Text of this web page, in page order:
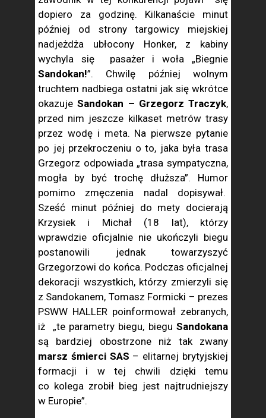
dopiero za godzinę. Kilkanaście minut
później od strony targowicy miejskiej
nadjeżdża ubłocony Honker, z kabiny
wychyla się pasażer i woła „Biegnie
Sandokan!”. Chwilę później wolnym
truchtem nadbiega ostatni jak się wkrótce
okazujeSandokan – Grzegorz Traczyk,
przed nim jeszcze kilkaset metrów trasy
przez wodę i meta. Na pierwsze pytanie
po jej przekroczeniu o to, jaka była trasa
Grzegorz odpowiada „trasa sympatyczna,
mogła by być trochę dłuższa”. Humor
pomimo zmęczenia nadal dopisywał.
Sześć minut później do mety docierają
Krzysiek i Michał (18 lat), którzy
wprawdzie oficjalnie nie ukończyli biegu
postanowili jednak towarzyszyć
Grzegorzowi do końca. Podczas oficjalnej
dekoracji wszystkich, którzy zmierzyli się
z Sandokanem, Tomasz Formicki – prezes
PSWW HALLER poinformował zebranych,
iż „te parametry biegu, biegu Sandokana
są bardziej obostrzone niż tak zwany
marsz śmierci SAS – elitarnej brytyjskiej
formacji i w tej chwili dzięki temu
co kolega zrobił bieg jest najtrudniejszy
w Europie”.